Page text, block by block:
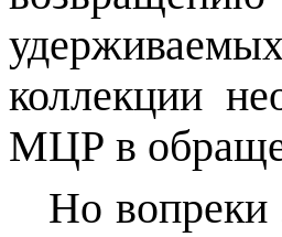
коллекции
МЦР в
Но вопреки